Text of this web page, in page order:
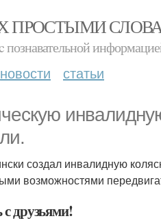
ПРОСТЫМИ
новости статьи
создал инвалидную
возможностями
друзьями!